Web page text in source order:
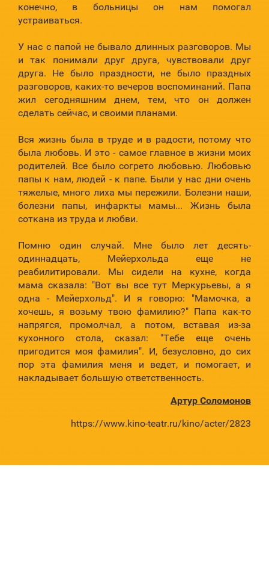
конечно, в больницы он нам помогал
устраиваться.
У нас с папой не бывало длинных разговоров. Мы
и так понимали друг друга, чувствовали друг
друга. Не было праздности, не было праздных
разговоров, каких-то вечеров воспоминаний. Папа
жил сегодняшним днем, тем, что он должен
сделать сейчас, и своими планами.
Вся жизнь была в труде и в радости, потому что
была любовь. И это - самое главное в жизни моих
родителей. Все было согрето любовью. Любовью
папы к нам, людей - к папе. Были у нас дни очень
тяжелые, много лиха мы пережили. Болезни наши,
болезни папы, инфаркты мамы... Жизнь была
соткана из труда и любви.
Помню один случай. Мне было лет десять-
одиннадцать, Мейерхольда еще не
реабилитировали. Мы сидели на кухне, когда
мама сказала: "Вот вы все тут Меркурьевы, а я
одна - Мейерхольд". И я говорю: "Мамочка, а
хочешь, я возьму твою фамилию?" Папа как-то
напрягся, промолчал, а потом, вставая из-за
кухонного стола, сказал: "Тебе еще очень
пригодится моя фамилия". И, безусловно, до сих
пор эта фамилия меня и ведет, и помогает, и
накладывает большую ответственность.
Артур Соломонов
https://www.kino-teatr.ru/kino/acter/2823